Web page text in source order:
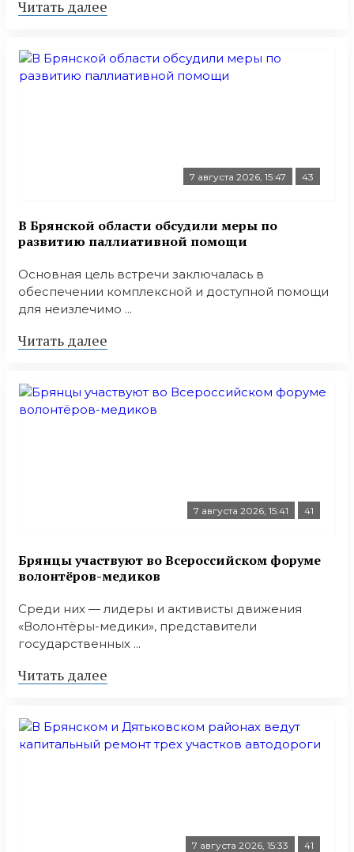
Читать далее
7 августа 2026, 15:47 43
В Брянской области обсудили меры по
развитию паллиативной помощи
Основная цель встречи заключалась в
обеспечении комплексной и доступной помощи
для неизлечимо ...
Читать далее
7 августа 2026, 15:41 41
Брянцы участвуют во Всероссийском форуме
волонтёров-медиков
Среди них — лидеры и активисты движения
«Волонтёры-медики», представители
государственных ...
Читать далее
7 августа 2026, 15:33 41